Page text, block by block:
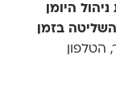
היומן
בזמן
הטלפון